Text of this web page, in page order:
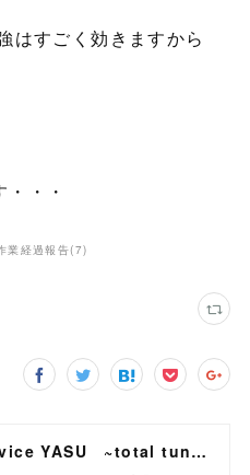
はすごく効きますから
・・
経過報告(7)
Racing Service YASU ~total tuning proshop~